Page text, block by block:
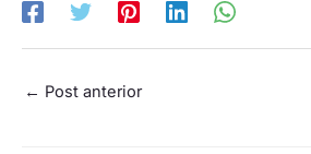
← Post anterior